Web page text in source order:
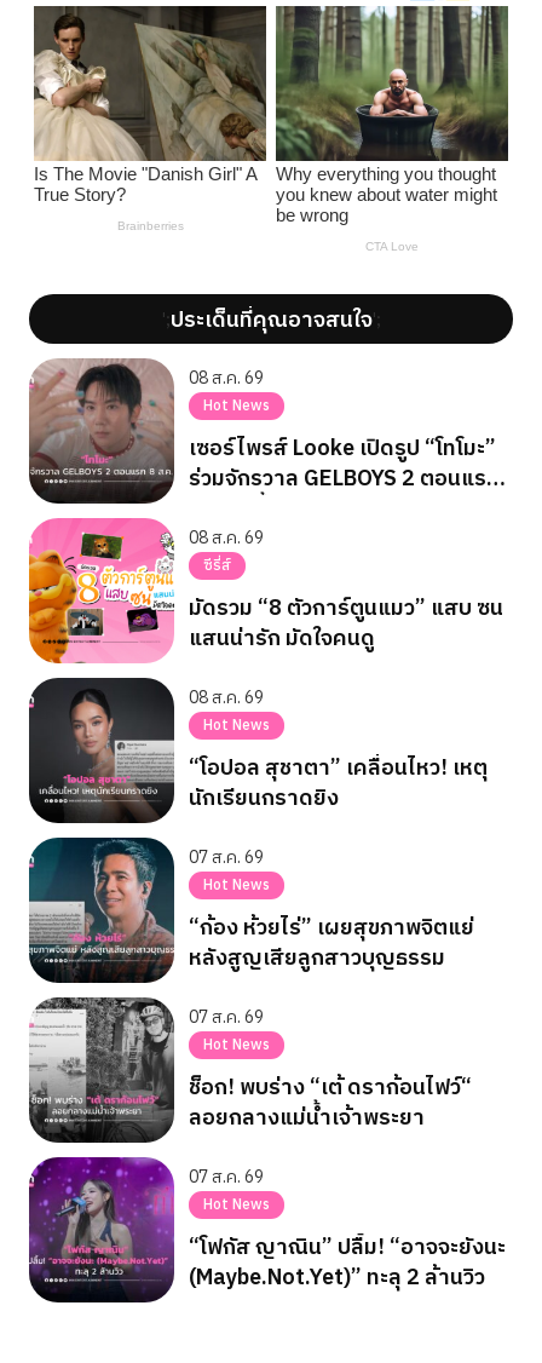
';ประเด็นที่คุณอาจสนใจ';
08 ส.ค. 69
Hot News
เซอร์ไพรส์ Looke เปิดรูป “โทโมะ”
ร่วมจักรวาล GELBOYS 2 ตอนแรก
08 ส.ค. 69
ซีรี่ส์
มัดรวม “8 ตัวการ์ตูนแมว” แสบ ซน
แสนน่ารัก มัดใจคนดู
08 ส.ค. 69
Hot News
“โอปอล สุชาตา” เคลื่อนไหว! เหตุ
นักเรียนกราดยิง
07 ส.ค. 69
Hot News
“ก้อง ห้วยไร่” เผยสุขภาพจิตแย่
หลังสูญเสียลูกสาวบุญธรรม
07 ส.ค. 69
Hot News
ช็อก! พบร่าง “เต้ ดราก้อนไฟว์“
ลอยกลางแม่น้ำเจ้าพระยา
07 ส.ค. 69
Hot News
“โฟกัส ญาณิน” ปลื้ม! “อาจจะยังนะ
(Maybe.Not.Yet)” ทะลุ 2 ล้านวิว